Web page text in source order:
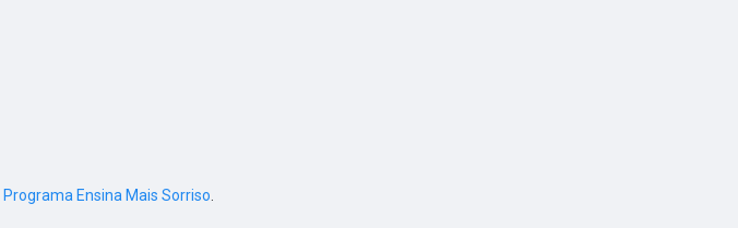
Programa Ensina Mais Sorriso